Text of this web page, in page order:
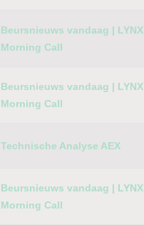
Beursnieuws vandaag | LYNX
Morning Call
Beursnieuws vandaag | LYNX
Morning Call
Technische Analyse AEX
Beursnieuws vandaag | LYNX
Morning Call